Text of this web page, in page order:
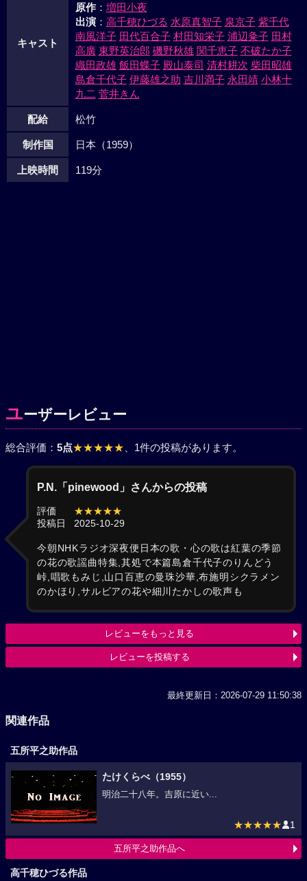
ら酔って暴れたとき、百姓の東作から思い切りなぐられた。
それがつるを目覚めさせた。一日一日を人間らしく生きよ
う。本山が力になりたいとたずねてきた。つるは自分一人で
生きていけるといった。本山と峠で別れた帰途、つるは東作
が麦ふみをしているのを見た。彼女ははだしになって麦ふみ
キャスト
原作： 増田小夜
出演： 高千穂ひづる 水原真智子 泉京子 紫千代
南風洋子 田代百合子 村田知栄子 浦辺粂子 田村
高廣 東野英治郎 磯野秋雄 関千恵子 不破たか子
織田政雄 飯田蝶子 殿山泰司 清村耕次 柴田昭雄
島倉千代子 伊藤雄之助 吉川満子 永田靖 小林十
九二 菅井きん
配給 松竹
制作国 日本（1959）
上映時間 119分
ユーザーレビュー
総合評価： 5点★★★★★ 、1件の投稿があります。
P.N.「pinewood」さんからの投稿
評価
★★★★★
投稿日
2025-10-29
今朝NHKラジオ深夜便日本の歌・心の歌は紅葉の季節
の花の歌謡曲特集,其処で本篇島倉千代子のりんどう
峠,唱歌もみじ,山口百恵の曼珠沙華,布施明シクラメン
のかほり,サルビアの花や細川たかしの歌声も
レビューをもっと見る
レビューを投稿する
最終更新日：2026-07-29 11:50:38
関連作品
五所平之助作品
たけくらべ（1955）
明治二十八年。吉原に近い...
★★★★★ 1
五所平之助作品へ
高千穂ひづる作品